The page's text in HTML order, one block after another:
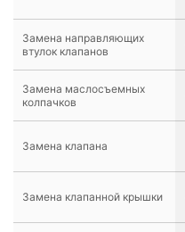
Замена направляющих
втулок клапанов
Замена маслосъемных
колпачков
Замена клапана
Замена клапанной крышки